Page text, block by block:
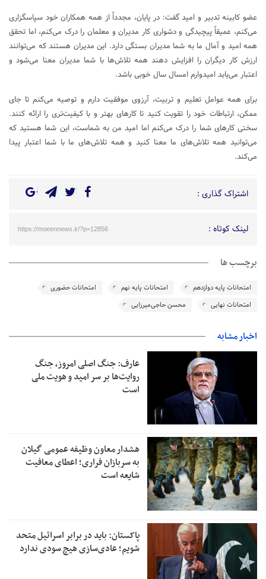
عضو کابینه تدبیر و امید گفت: در پایان، مجدداً از همه همکاران خود سپاسگزاری
می‌کنم، عمیقاً پیچیدگی و دشواری کار مدیران و معلمان را درک می‌کنم، اما تحقق
همه امید و آمال ما به شما مدیران بستگی دارد. این مدیران هستند که می‌توانند
ارزش کار دیگران را افزایش دهند همه تلاش‌ها با شما مدیران معنا می‌شود و
اعتبار می‌یابد امیدوارم امسال سال خوبی باشد.
برای همه عوامل تعلیم و تربیت، آرزوی موفقیت دارم و توصیه می‌کنم تا جای
ممکن، ارتباطات خود را تقویت کنید تا کارهای بهتر و با کیفیت‌تری را ارائه کنند.
سختی کارهای شما را درک می‌کنم اما امید من به شماست، این شما هستید که
می‌توانید همه تلاش‌های ما معنا کنید و همه تلاش‌های ما با شما اعتبار پیدا
می‌کند.
اشتراک گذاری :
لینک کوتاه : https://moeennews.ir/?p=12856
برچسب ها
امتحانات پایه دوازدهم امتحانات پایه نهم
امتحانات حضوری
امتحانات نهایی
محسن حاجی‌میرزایی
اخبار مشابه
عارف: جنگ اصلی امروز، جنگ
روایت‌ها بر سر امید و هویت ملی
است
هشدار معاون وظیفه عمومی گیلان
به سربازان فراری؛ اعطای معافیت
شایعه است
پاکستان: باید در برابر اسرائیل متحد
شویم؛ عادی‌سازی هیچ سودی ندارد